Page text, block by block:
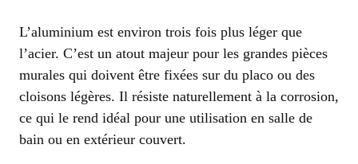
L’aluminium est environ trois fois plus léger que
l’acier. C’est un atout majeur pour les grandes pièces
murales qui doivent être fixées sur du placo ou des
cloisons légères. Il résiste naturellement à la corrosion,
ce qui le rend idéal pour une utilisation en salle de
bain ou en extérieur couvert.